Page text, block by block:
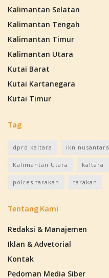
Kalimantan Selatan
Kalimantan Tengah
Kalimantan Timur
Kalimantan Utara
Kutai Barat
Kutai Kartanegara
Kutai Timur
Tag
dprd kaltara ikn nusantara
Kalimantan Utara kaltara
polres tarakan tarakan
Tentang Kami
Redaksi & Manajemen
Iklan & Advetorial
Kontak
Pedoman Media Siber